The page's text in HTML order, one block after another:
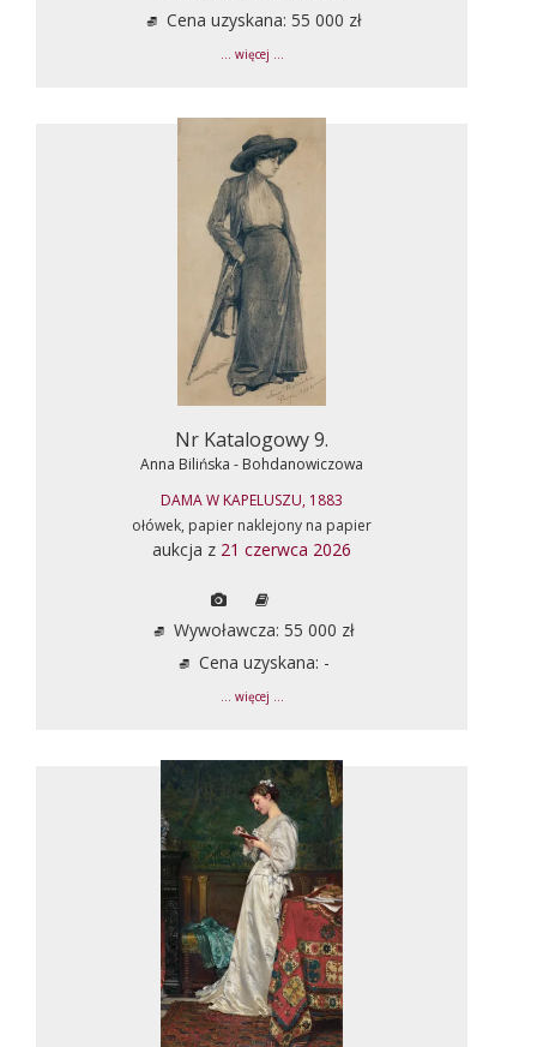
Cena uzyskana: 55 000 zł
... więcej ...
Nr Katalogowy 9.
Anna Bilińska - Bohdanowiczowa
DAMA W KAPELUSZU, 1883
ołówek, papier naklejony na papier
aukcja z 21 czerwca 2026
Wywoławcza: 55 000 zł
Cena uzyskana: -
... więcej ...